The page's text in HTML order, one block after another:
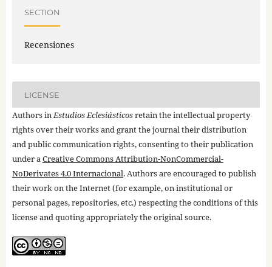
SECTION
Recensiones
LICENSE
Authors inEstudios Eclesiásticosretain the intellectual property
rights over their works and grant the journal their distribution
and public communication rights, consenting to their publication
under aCreative Commons Attribution-NonCommercial-
NoDerivates 4.0 Internacional. Authors are encouraged to publish
their work on the Internet (for example, on institutional or
personal pages, repositories, etc.) respecting the conditions of this
license and quoting appropriately the original source.